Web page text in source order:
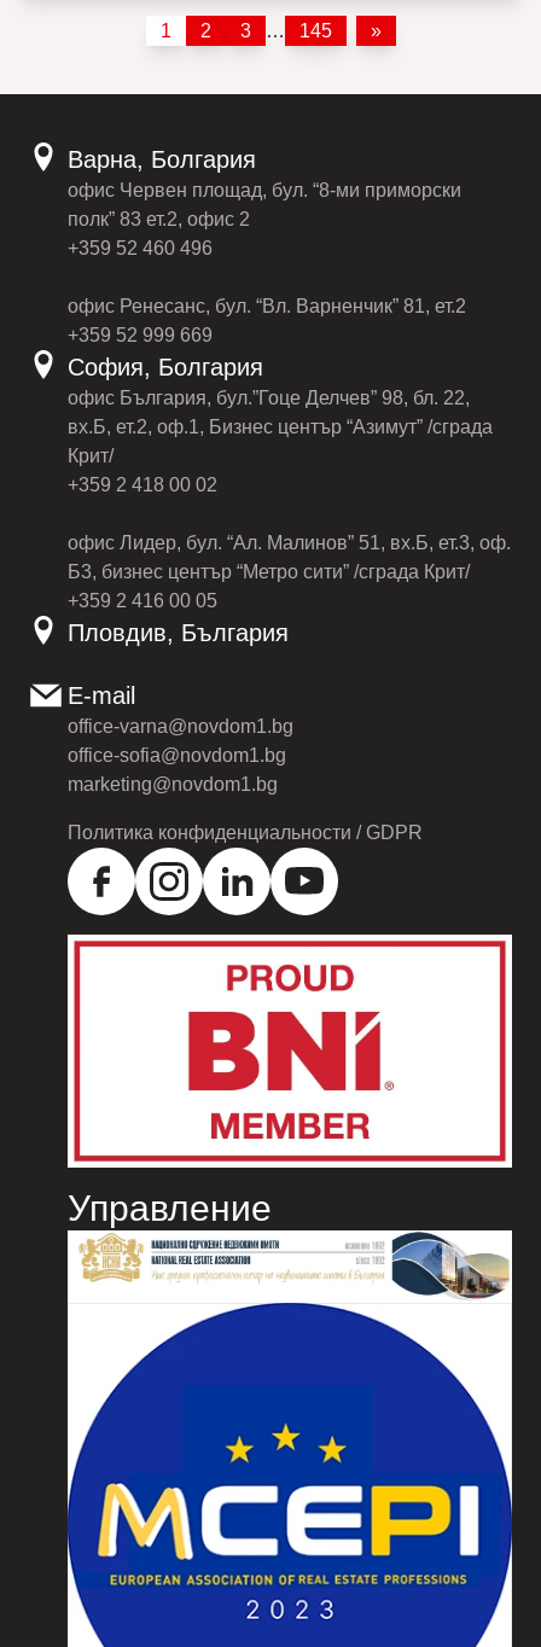
1 2 3 … 145 »
Варна, Болгария
офис Червен площад, бул. “8-ми приморски
полк” 83 ет.2, офис 2
+359 52 460 496
офис Ренесанс, бул. “Вл. Варненчик” 81, ет.2
+359 52 999 669
София, Болгария
офис България, бул.”Гоце Делчев” 98, бл. 22,
вх.Б, ет.2, оф.1, Бизнес център “Азимут” /сграда
Крит/
+359 2 418 00 02
офис Лидер, бул. “Ал. Малинов” 51, вх.Б, ет.3, оф.
Б3, бизнес център “Метро сити” /сграда Крит/
+359 2 416 00 05
Пловдив, България
E-mail
office-varna@novdom1.bg
office-sofia@novdom1.bg
marketing@novdom1.bg
Политика конфиденциальности / GDPR
Управление